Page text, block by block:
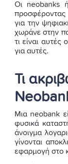
Οι neobanks
προσφέροντας
για την
χωράνε στην
τι είναι αυτές
για αυτές.
Τι
Μια neobank
φυσικά
άνοιγμα
γίνονται
εφαρμογή στο